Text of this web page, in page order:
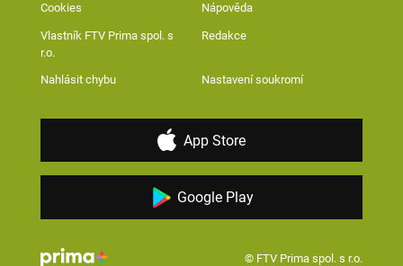
Cookies Nápověda
Vlastník FTV Prima spol. s
r.o.
Redakce
Nahlásit chybu Nastavení soukromí
App Store
Google Play
© FTV Prima spol. s r.o.